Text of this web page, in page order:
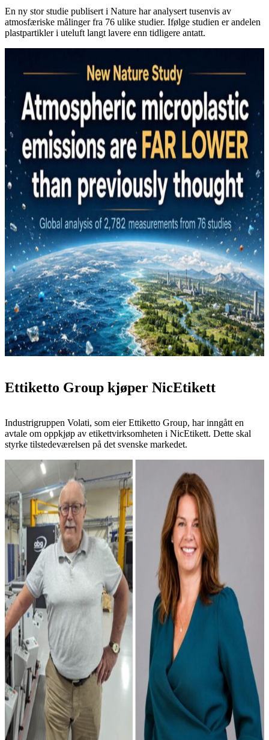
En ny stor studie publisert i Nature har analysert tusenvis av
atmosfæriske målinger fra 76 ulike studier. Ifølge studien er andelen
plastpartikler i uteluft langt lavere enn tidligere antatt.
Ettiketto Group kjøper NicEtikett
Industrigruppen Volati, som eier Ettiketto Group, har inngått en
avtale om oppkjøp av etikettvirksomheten i NicEtikett. Dette skal
styrke tilstedeværelsen på det svenske markedet.